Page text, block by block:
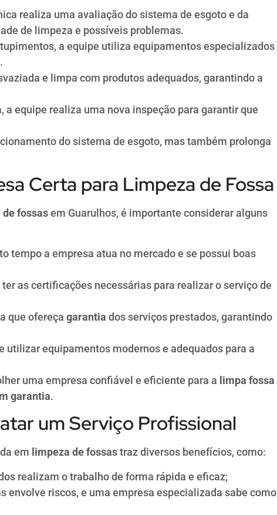
realiza uma avaliação do sistema de esgoto e da
de limpeza e possíveis problemas.
a equipe utiliza equipamentos especializados
e limpa com produtos adequados, garantindo a
a equipe realiza uma nova inspeção para garantir que
do sistema de esgoto, mas também prolonga
Certa para Limpeza de Fossa
de fossasem Guarulhos, é importante considerar alguns
tempo a empresa atua no mercado e se possui boas
as certificações necessárias para realizar o serviço de
que ofereça garantia dos serviços prestados, garantindo
utilizar equipamentos modernos e adequados para a
uma empresa confiável e eficiente para a limpa fossa
garantia.
um Serviço Profissional
em limpeza de fossastraz diversos benefícios, como:
realizam o trabalho de forma rápida e eficaz;
envolve riscos, e uma empresa especializada sabe como